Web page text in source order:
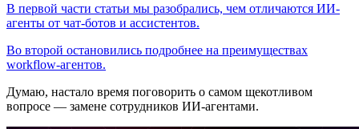
В первой части статьи мы разобрались, чем отличаются ИИ-
агенты от чат-ботов и ассистентов.
Во второй остановились подробнее на преимуществах
workflow-агентов.
Думаю, настало время поговорить о самом щекотливом
вопросе — замене сотрудников ИИ-агентами.